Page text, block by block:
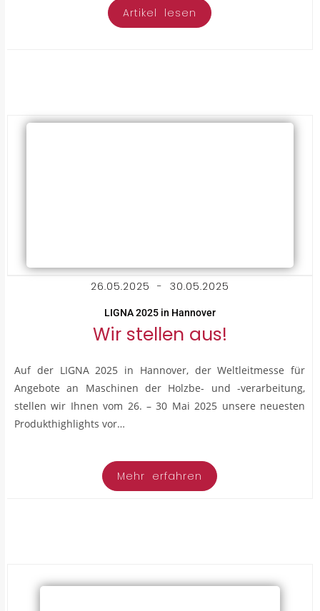
Artikel lesen
26.05.2025 - 30.05.2025
LIGNA 2025 in Hannover
Wir stellen aus!
Auf der LIGNA 2025 in Hannover, der Weltleitmesse für
Angebote an Maschinen der Holzbe- und -verarbeitung,
stellen wir Ihnen vom 26. – 30 Mai 2025 unsere neuesten
Produkthighlights vor…
Mehr erfahren